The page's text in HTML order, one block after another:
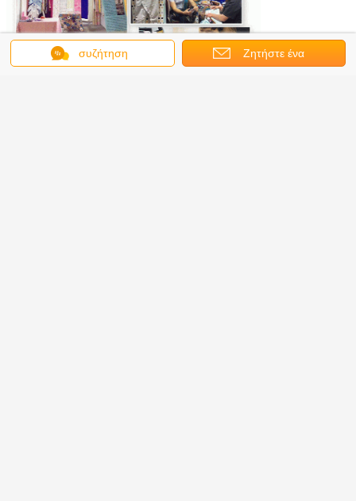
συζήτηση Ζητήστε ένα